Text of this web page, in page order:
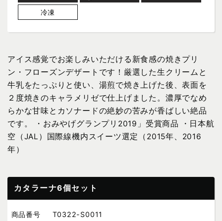
冷凍
アイス感覚でお楽しみいただける新食感の焼きプリ
ン・フローズンデザートです！厳選した生クリームと
牛乳をたっぷりと使い、湯煎で焼き上げた後、表面を
２度焼きのキャラメリゼで仕上げました。濃厚でなめ
らかな甘味とカソナードの絶妙の苦みが香ばしい絶品
です。 ・おみやげグランプリ2019」受賞商品 ・日本航
空（JAL）国際線機内スイーツ選定（2015年、2016
年）
カタラーナ6個セット
商品番号 T0322-S0011